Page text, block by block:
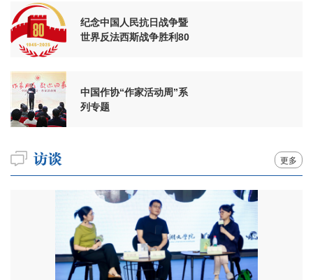
纪念中国人民抗日战争暨
世界反法西斯战争胜利80
中国作协“作家活动周”系
列专题
更多